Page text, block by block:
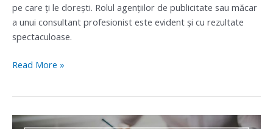
pe care ți le dorești. Rolul agențiilor de publicitate sau măcar
a unui consultant profesionist este evident și cu rezultate
spectaculoase.
Read More »
Cum